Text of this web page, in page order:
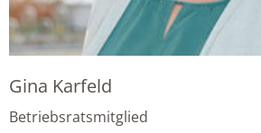
Gina Karfeld
Betriebsratsmitglied